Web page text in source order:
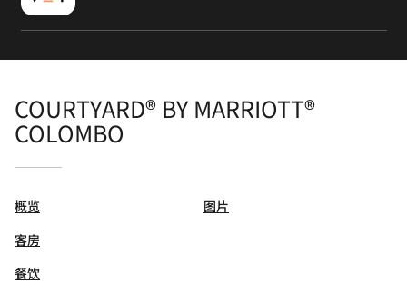
COURTYARD® BY MARRIOTT®
COLOMBO
概览
客房
餐饮
图片